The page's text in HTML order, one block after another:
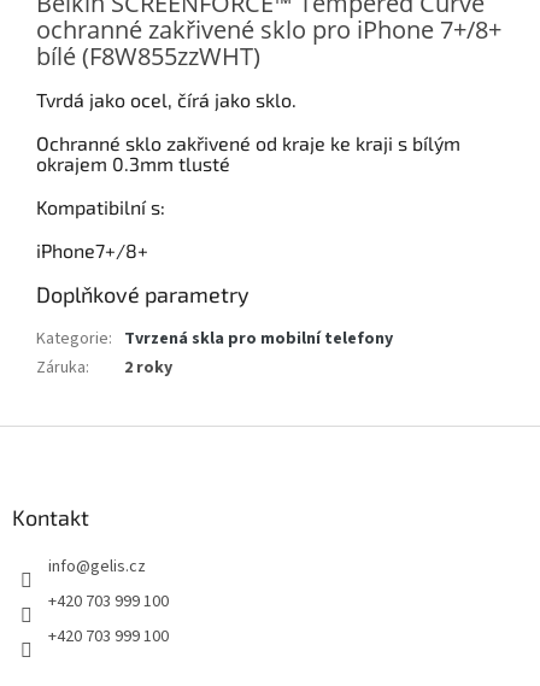
ochranné zakřivené sklo pro iPhone 7+/8+
bílé (F8W855zzWHT)
Tvrdá jako ocel, čírá jako sklo.
Ochranné sklo zakřivené od kraje ke kraji s bílým
okrajem 0.3mm tlusté
Kompatibilní s:
iPhone7+/8+
Doplňkové parametry
Kategorie: Tvrzená skla pro mobilní telefony
Záruka: 2 roky
Kontakt
info@gelis.cz
+420 703 999 100
+420 703 999 100